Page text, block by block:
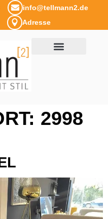
info@tellmann2.de
Adresse
2998